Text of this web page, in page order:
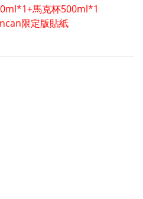
馬克杯500ml*1
限定版貼紙